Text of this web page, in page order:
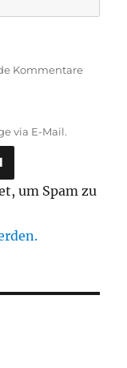
Kommentare
via E-Mail.
um Spam zu